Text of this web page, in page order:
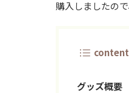
購入しましたの
グッズ概要